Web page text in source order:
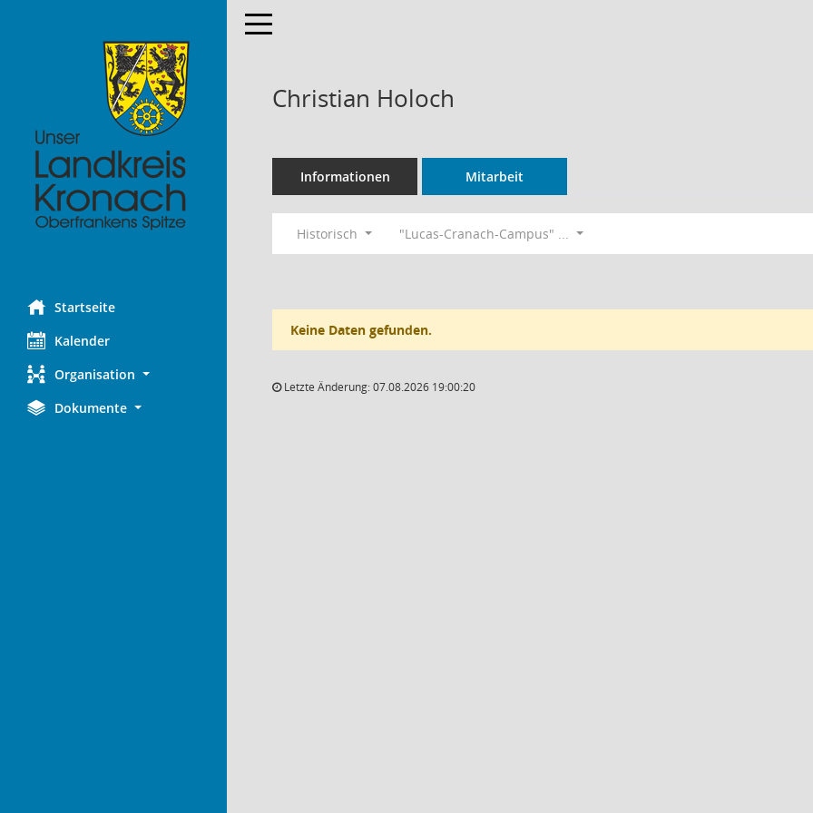
Startseite
Kalender
Organisation
Dokumente
Toggle navigation
Christian Holoch
Informationen Mitarbeit
Historisch "Lucas-Cranach-Campus" ...
Keine Daten gefunden.
Letzte Änderung: 07.08.2026 19:00:20